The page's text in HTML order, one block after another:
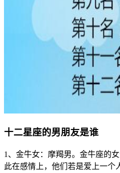
十二星座的男朋友是谁
1、金牛女：摩羯男。金牛座的
此在感情上，他们若是爱上一个